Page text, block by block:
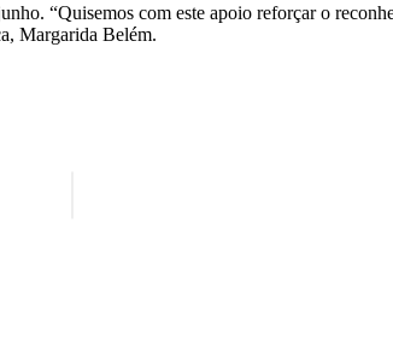
“Quisemos com este apoio reforçar o
Margarida Belém.